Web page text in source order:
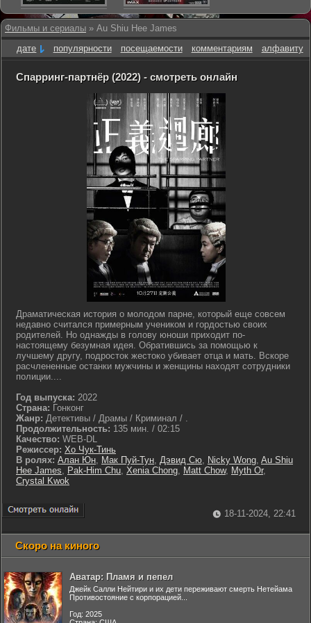
Фильмы и сериалы » Au Shiu Hee James
дате
популярности посещаемости комментариям алфавиту
Спарринг-партнёр (2022) - смотреть онлайн
Драматическая история о молодом парне, который еще совсем
недавно считался примерным учеником и гордостью своих
родителей. Но однажды в голову юноши приходит по-
настоящему безумная идея. Обратившись за помощью к
лучшему другу, подросток жестоко убивает отца и мать. Вскоре
расчлененные останки мужчины и женщины находят сотрудники
полиции....
Год выпуска: 2022
Страна: Гонконг
Жанр: Детективы / Драмы / Криминал / .
Продолжительность: 135 мин. / 02:15
Качество: WEB-DL
Режиссер: Хо Чук-Тинь
В ролях: Алан Юн, Мак Пуй-Тун, Дэвид Сю, Nicky Wong, Au Shiu
Hee James, Pak-Him Chu, Xenia Chong, Matt Chow, Myth Or,
Crystal Kwok
18-11-2024, 22:41
Скоро на киного
Аватар: Пламя и пепел
Джейк Салли Нейтири и их дети переживают смерть Нетейама
Противостояние с корпорацией...
Год: 2025